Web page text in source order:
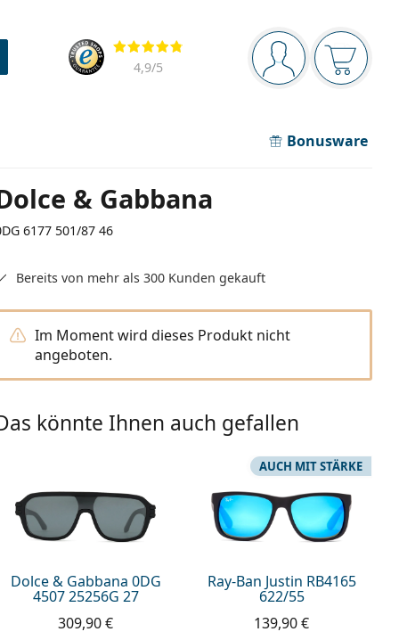
Navigationsleiste
Sie sind Der
Bewertung
4,9/5
Bonusware
& Gabbana
6177 501/87 46
Bereits von mehr als 300 Kunden gekauft
Im Moment wird dieses Produkt nicht
angeboten.
könnte Ihnen auch gefallen
Dolce & Gabbana 0DG
4507 25256G 27
309,90 €
Ray-Ban Justin RB4165
622/55
AUCH MIT STÄRKE
139,90 €